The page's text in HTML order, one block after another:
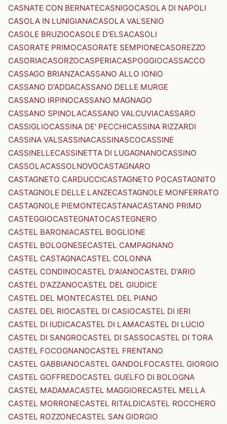
CASNATE CON BERNATECASNIGOCASOLA DI NAPOLI
CASOLA IN LUNIGIANACASOLA VALSENIO
CASOLE BRUZIOCASOLE D'ELSACASOLI
CASORATE PRIMOCASORATE SEMPIONECASOREZZO
CASORIACASORZOCASPERIACASPOGGIOCASSACCO
CASSAGO BRIANZACASSANO ALLO IONIO
CASSANO D'ADDACASSANO DELLE MURGE
CASSANO IRPINOCASSANO MAGNAGO
CASSANO SPINOLACASSANO VALCUVIACASSARO
CASSIGLIOCASSINA DE' PECCHICASSINA RIZZARDI
CASSINA VALSASSINACASSINASCOCASSINE
CASSINELLECASSINETTA DI LUGAGNANOCASSINO
CASSOLACASSOLNOVOCASTAGNARO
CASTAGNETO CARDUCCICASTAGNETO POCASTAGNITO
CASTAGNOLE DELLE LANZECASTAGNOLE MONFERRATO
CASTAGNOLE PIEMONTECASTANACASTANO PRIMO
CASTEGGIOCASTEGNATOCASTEGNERO
CASTEL BARONIACASTEL BOGLIONE
CASTEL BOLOGNESECASTEL CAMPAGNANO
CASTEL CASTAGNACASTEL COLONNA
CASTEL CONDINOCASTEL D'AIANOCASTEL D'ARIO
CASTEL D'AZZANOCASTEL DEL GIUDICE
CASTEL DEL MONTECASTEL DEL PIANO
CASTEL DEL RIOCASTEL DI CASIOCASTEL DI IERI
CASTEL DI IUDICACASTEL DI LAMACASTEL DI LUCIO
CASTEL DI SANGROCASTEL DI SASSOCASTEL DI TORA
CASTEL FOCOGNANOCASTEL FRENTANO
CASTEL GABBIANOCASTEL GANDOLFOCASTEL GIORGIO
CASTEL GOFFREDOCASTEL GUELFO DI BOLOGNA
CASTEL MADAMACASTEL MAGGIORECASTEL MELLA
CASTEL MORRONECASTEL RITALDICASTEL ROCCHERO
CASTEL ROZZONECASTEL SAN GIORGIO